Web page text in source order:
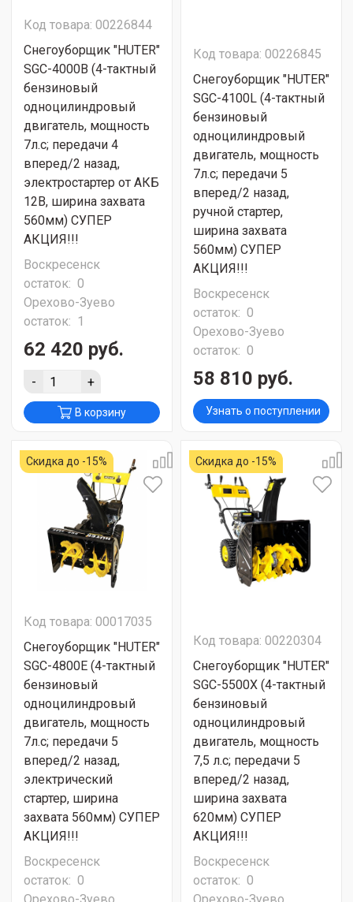
Код товара: 00226844
Снегоуборщик "HUTER"
SGC-4000B (4-тактный
бензиновый
одноцилиндровый
двигатель, мощность
7л.с; передачи 4
вперед/2 назад,
электростартер от АКБ
12В, ширина захвата
560мм) СУПЕР
АКЦИЯ!!!
Воскресенск
остаток: 0
Орехово-Зуево
остаток: 1
62 420 руб.
- +
В корзину
Код товара: 00226845
Снегоуборщик "HUTER"
SGC-4100L (4-тактный
бензиновый
одноцилиндровый
двигатель, мощность
7л.с; передачи 5
вперед/2 назад,
ручной стартер,
ширина захвата
560мм) СУПЕР
АКЦИЯ!!!
Воскресенск
остаток: 0
Орехово-Зуево
остаток: 0
58 810 руб.
Узнать о поступлении
Скидка до -15%
Код товара: 00017035
Снегоуборщик "HUTER"
SGC-4800E (4-тактный
бензиновый
одноцилиндровый
двигатель, мощность
7л.с; передачи 5
вперед/2 назад,
электрический
стартер, ширина
захвата 560мм) СУПЕР
АКЦИЯ!!!
Воскресенск
остаток: 0
Скидка до -15%
Код товара: 00220304
Снегоуборщик "HUTER"
SGC-5500X (4-тактный
бензиновый
одноцилиндровый
двигатель, мощность
7,5 л.с; передачи 5
вперед/2 назад,
ширина захвата
620мм) СУПЕР
АКЦИЯ!!!
Воскресенск
остаток: 0